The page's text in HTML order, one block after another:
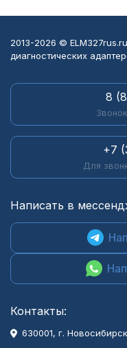
2013-2026 ©
диагностических
8
+7
Для
Написать в
Контакты:
630001, г. Новосибирск